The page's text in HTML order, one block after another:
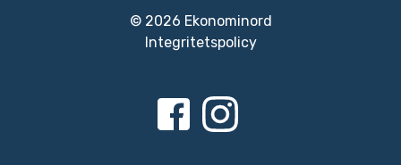
© 2026 Ekonominord
Integritetspolicy